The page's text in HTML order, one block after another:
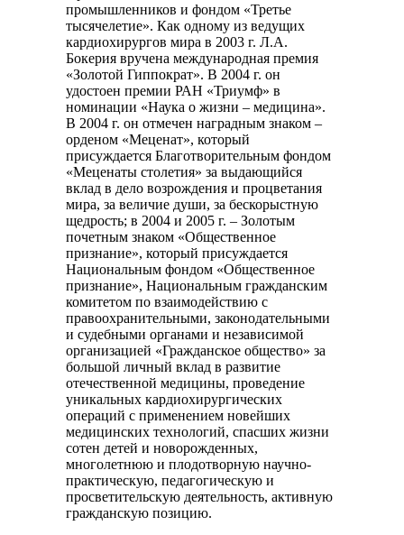
промышленников и фондом «Третье
тысячелетие». Как одному из ведущих
кардиохирургов мира в 2003 г. Л.А.
Бокерия вручена международная премия
«Золотой Гиппократ». В 2004 г. он
удостоен премии РАН «Триумф» в
номинации «Наука о жизни – медицина».
В 2004 г. он отмечен наградным знаком –
орденом «Меценат», который
присуждается Благотворительным фондом
«Меценаты столетия» за выдающийся
вклад в дело возрождения и процветания
мира, за величие души, за бескорыстную
щедрость; в 2004 и 2005 г. – Золотым
почетным знаком «Общественное
признание», который присуждается
Национальным фондом «Общественное
признание», Национальным гражданским
комитетом по взаимодействию с
правоохранительными, законодательными
и судебными органами и независимой
организацией «Гражданское общество» за
большой личный вклад в развитие
отечественной медицины, проведение
уникальных кардиохирургических
операций с применением новейших
медицинских технологий, спасших жизни
сотен детей и новорожденных,
многолетнюю и плодотворную научно-
практическую, педагогическую и
просветительскую деятельность, активную
гражданскую позицию.